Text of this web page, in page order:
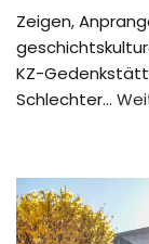
Zeigen,
KZ-
Schlechter…